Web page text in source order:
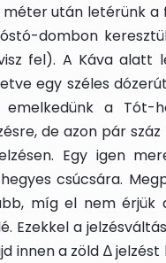
után letérünk a
dombon
fel). A Káva alatt
egy széles
a Tót-
de azon pár
Egy igen
csúcsára.
míg el nem
Ezekkel a
innen a zöld ∆